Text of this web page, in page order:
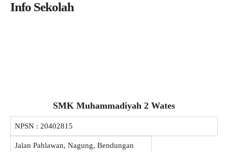
Info Sekolah
SMK Muhammadiyah 2 Wates
NPSN : 20402815
Jalan Pahlawan, Nagung, Bendungan